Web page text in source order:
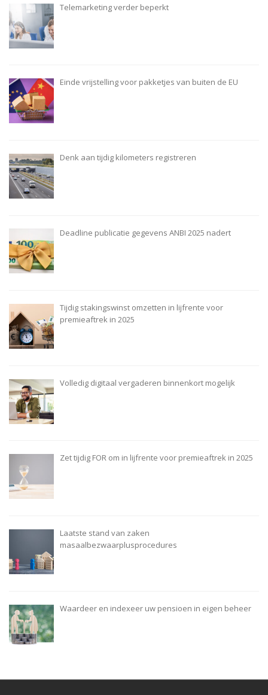
Telemarketing verder beperkt
Einde vrijstelling voor pakketjes van buiten de EU
Denk aan tijdig kilometers registreren
Deadline publicatie gegevens ANBI 2025 nadert
Tijdig stakingswinst omzetten in lijfrente voor
premieaftrek in 2025
Volledig digitaal vergaderen binnenkort mogelijk
Zet tijdig FOR om in lijfrente voor premieaftrek in 2025
Laatste stand van zaken
masaalbezwaarplusprocedures
Waardeer en indexeer uw pensioen in eigen beheer